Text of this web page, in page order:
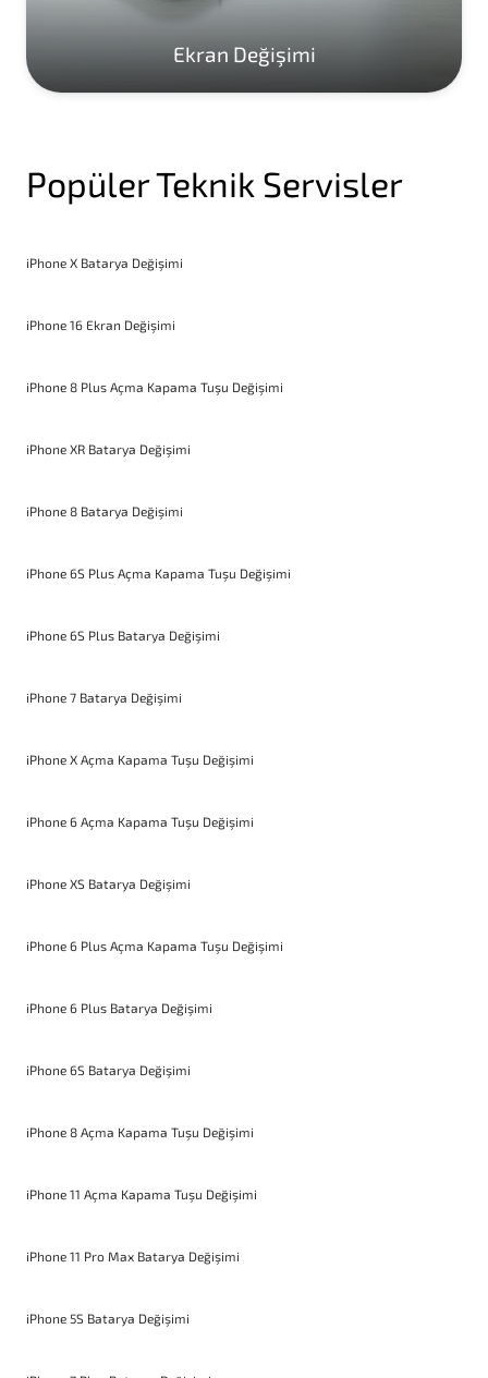
Ekran Değişimi
Popüler Teknik Servisler
iPhone X Batarya Değişimi
iPhone 16 Ekran Değişimi
iPhone 8 Plus Açma Kapama Tuşu Değişimi
iPhone XR Batarya Değişimi
iPhone 8 Batarya Değişimi
iPhone 6S Plus Açma Kapama Tuşu Değişimi
iPhone 6S Plus Batarya Değişimi
iPhone 7 Batarya Değişimi
iPhone X Açma Kapama Tuşu Değişimi
iPhone 6 Açma Kapama Tuşu Değişimi
iPhone XS Batarya Değişimi
iPhone 6 Plus Açma Kapama Tuşu Değişimi
iPhone 6 Plus Batarya Değişimi
iPhone 6S Batarya Değişimi
iPhone 8 Açma Kapama Tuşu Değişimi
iPhone 11 Açma Kapama Tuşu Değişimi
iPhone 11 Pro Max Batarya Değişimi
iPhone 5S Batarya Değişimi